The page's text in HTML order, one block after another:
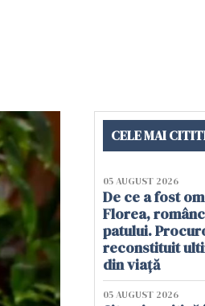
CELE MAI
05 AUGUST 2026
De ce a fost
Florea,
patului.
reconstituit
din viață
05 AUGUST 2026